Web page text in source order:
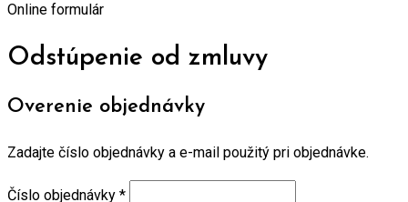
Online formulár
Odstúpenie od zmluvy
Overenie objednávky
Zadajte číslo objednávky a e-mail použitý pri objednávke.
Číslo objednávky *